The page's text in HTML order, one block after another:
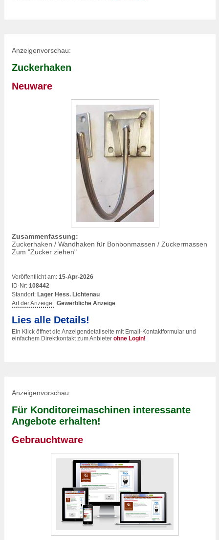
Anzeigenvorschau:
Zuckerhaken
Neuware
Zusammenfassung:
Zuckerhaken / Wandhaken für Bonbonmassen / Zuckermassen
Zum "Zucker ziehen"
Veröffentlicht am: 15-Apr-2026
ID-Nr: 108442
Standort: Lager Hess. Lichtenau
Art der Anzeige:: Gewerbliche Anzeige
Lies alle Details!
Ein Klick öffnet die Anzeigendetailseite mit Email-Kontaktformular und
einfachem Direktkontakt zum Anbieter ohne Login!
Anzeigenvorschau:
Für Konditoreimaschinen interessante
Angebote erhalten!
Gebrauchtware